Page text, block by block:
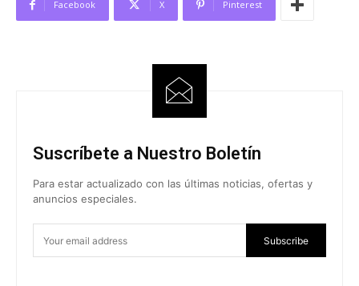
Facebook X Pinterest
Suscríbete a Nuestro Boletín
Para estar actualizado con las últimas noticias, ofertas y
anuncios especiales.
Subscribe